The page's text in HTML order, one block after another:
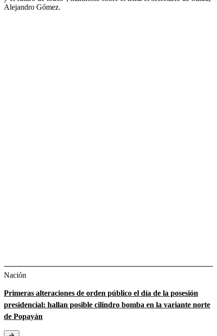
Alejandro Gómez.
Nación
Primeras alteraciones de orden público el día de la posesión
presidencial: hallan posible cilindro bomba en la variante norte
de Popayán